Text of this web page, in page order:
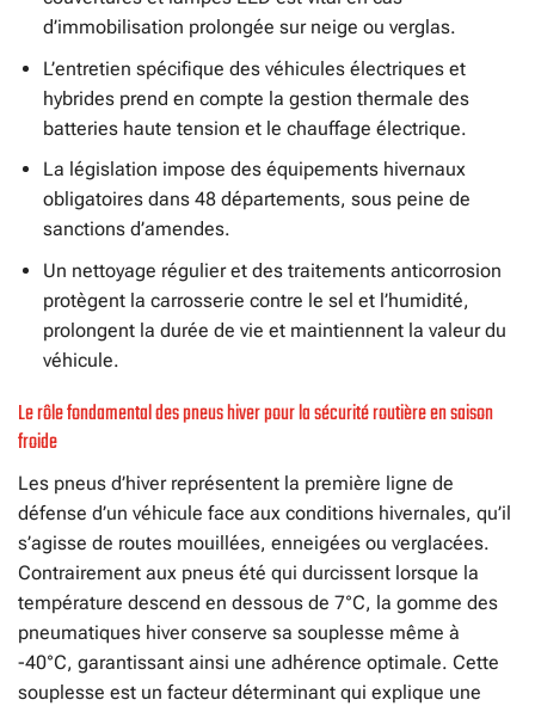
d’immobilisation prolongée sur neige ou verglas.
L’entretien spécifique des véhicules électriques et
hybrides prend en compte la gestion thermale des
batteries haute tension et le chauffage électrique.
La législation impose des équipements hivernaux
obligatoires dans 48 départements, sous peine de
sanctions d’amendes.
Un nettoyage régulier et des traitements anticorrosion
protègent la carrosserie contre le sel et l’humidité,
prolongent la durée de vie et maintiennent la valeur du
véhicule.
Le rôle fondamental des pneus hiver pour la sécurité routière en saison
froide
Les pneus d’hiver représentent la première ligne de
défense d’un véhicule face aux conditions hivernales, qu’il
s’agisse de routes mouillées, enneigées ou verglacées.
Contrairement aux pneus été qui durcissent lorsque la
température descend en dessous de 7°C, la gomme des
pneumatiques hiver conserve sa souplesse même à
-40°C, garantissant ainsi une adhérence optimale. Cette
souplesse est un facteur déterminant qui explique une